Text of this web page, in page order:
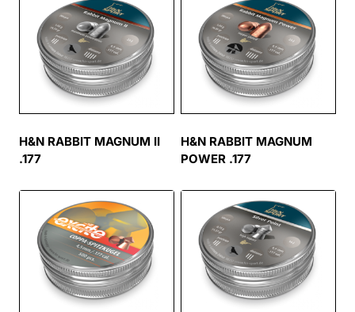
H&N RABBIT MAGNUM II
.177
H&N RABBIT MAGNUM
POWER .177